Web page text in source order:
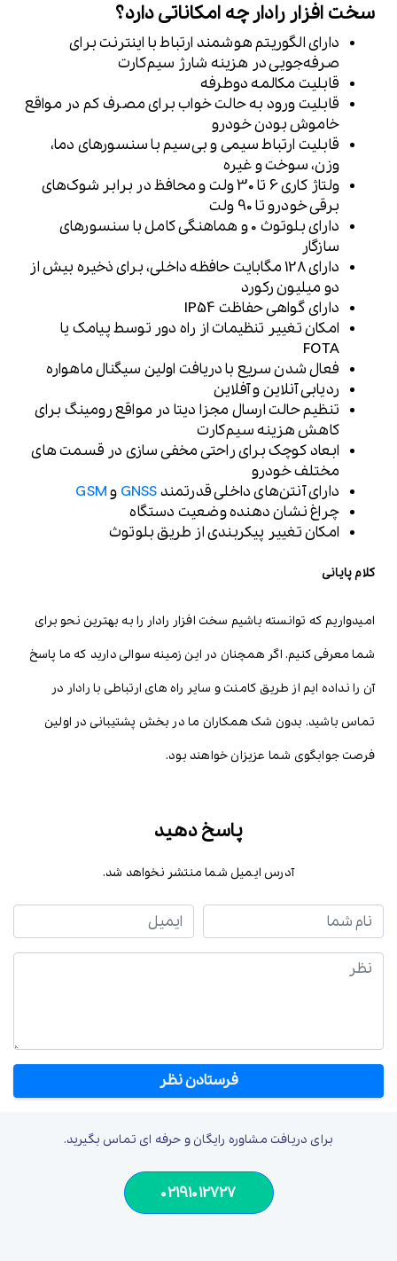
سخت افزار رادار چه امکاناتی دارد؟
دارای الگوریتم هوشمند ارتباط با اینترنت برای
صرفه‌جویی در هزینه شارژ سیم‌کارت
قابلیت مکالمه دوطرفه
قابلیت ورود به حالت خواب برای مصرف کم در مواقع
خاموش بودن خودرو
قابلیت ارتباط سیمی و بی‌سیم با سنسورهای دما،
وزن، سوخت و غیره
ولتاژ کاری 6 تا 30 ولت و محافظ در برابر شوک‌های
برقی خودرو تا 90 ولت
دارای بلوتوث 0 و هماهنگی کامل با سنسورهای
سازگار
دارای 128 مگابایت حافظه داخلی، برای ذخیره بیش از
دو میلیون رکورد
دارای گواهی حفاظت IP54
امکان تغییر تنظیمات از راه دور توسط پیامک یا
FOTA
فعال شدن سریع با دریافت اولین سیگنال ماهواره
ردیابی آنلاین و آفلاین
تنظیم حالت ارسال مجزا دیتا در مواقع رومینگ برای
کاهش هزینه سیم‌کارت
ابعاد کوچک برای راحتی مخفی سازی در قسمت های
مختلف خودرو
دارای آنتن‌های داخلی قدرتمندGNSS وGSM
چراغ نشان دهنده وضعیت دستگاه
امکان تغییر پیکربندی از طریق بلوتوث
کلام پایانی
امیدواریم که توانسته باشیم سخت افزار رادار را به بهترین نحو برای
شما معرفی کنیم. اگر همچنان در این زمینه سوالی دارید که ما پاسخ
آن را نداده ‌ایم از طریق کامنت و سایر راه های ارتباطی با رادار در
تماس باشید. بدون شک همکاران ما در بخش پشتیبانی در اولین
فرصت جوابگوی شما عزیزان خواهند بود.
پاسخ دهید
آدرس ایمیل شما منتشر نخواهد شد.
نام شما ایمیل
نظر
برای دریافت مشاوره رایگان و حرفه ای تماس بگیرید.
02191012727